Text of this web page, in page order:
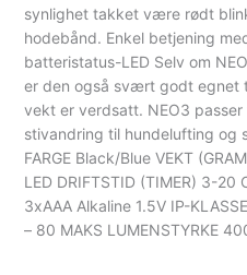
synlighet takket være rødt
hodebånd. Enkel betjening
batteristatus-LED Selv om
er den også svært godt egnet
vekt er verdsatt. NEO3
stivandring til hundelufting og
FARGE Black/Blue VEKT
LED DRIFTSTID (TIMER) 3-20
3xAAA Alkaline 1.5V IP-
– 80 MAKS LUMENSTYRKE